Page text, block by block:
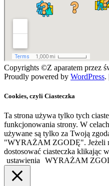
Copyrights ©Z aparatem przez
Proudly powered by WordPress.
Cookies, czyli Ciasteczka
Ta strona używa tylko tych
funkcjonowania strony. W
używane są tylko za Twoją
"WYRAŻAM ZGODĘ". Jeżeli
dostosować ciasteczka klikając
ustawienia
WYRAŻAM